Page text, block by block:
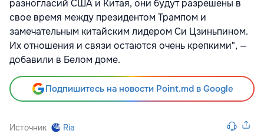
разногласий США и Китая, они будут разрешены в
свое время между президентом Трампом и
замечательным китайским лидером Си Цзиньпином.
Их отношения и связи остаются очень крепкими", —
добавили в Белом доме.
Подпишитесь на новости Point.md в Google
Источник Ria